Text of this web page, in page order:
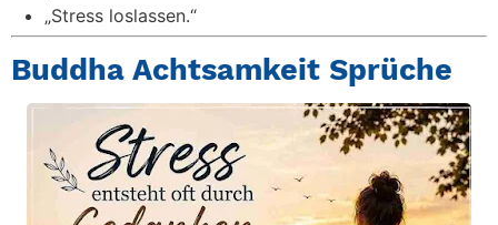
„Stress loslassen.“
Buddha Achtsamkeit Sprüche